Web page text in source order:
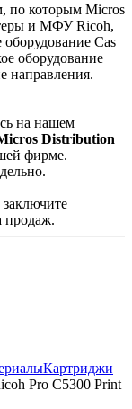
по которым Micros
и МФУ Ricoh,
оборудование Cas
оборудование
направления.
на нашем
Distribution
фирме.
продаж.
Картриджи
Pro C5300 Print